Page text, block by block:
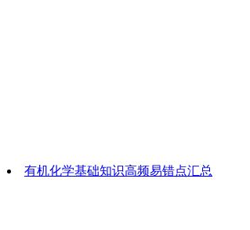
有机化学基础知识高频易错点汇总